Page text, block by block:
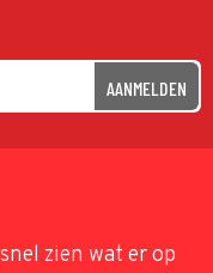
AANMELDEN
zien wat er op